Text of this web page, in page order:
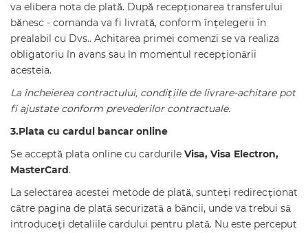
va elibera nota de plată. După recepționarea transferului
bănesc - comanda va fi livrată, conform înțelegerii în
prealabil cu Dvs.. Achitarea primei comenzi se va realiza
obligatoriu în avans sau în momentul recepționării
acesteia.
La încheierea contractului, condițiile de livrare-achitare pot
fi ajustate conform prevederilor contractuale.
3.Plata cu cardul bancar online
Se acceptă plata online cu cardurile Visa, Visa Electron,
MasterCard.
La selectarea acestei metode de plată, sunteți redirecționat
către pagina de plată securizată a băncii, unde va trebui să
introduceți detaliile cardului pentru plată. Nu este perceput